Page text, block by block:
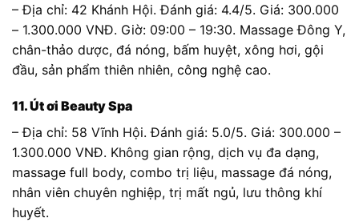
– Địa chỉ: 42 Khánh Hội. Đánh giá: 4.4/5. Giá: 300.000
– 1.300.000 VNĐ. Giờ: 09:00 – 19:30. Massage Đông Y,
chân-thảo dược, đá nóng, bấm huyệt, xông hơi, gội
đầu, sản phẩm thiên nhiên, công nghệ cao.
11. Út ơi Beauty Spa
– Địa chỉ: 58 Vĩnh Hội. Đánh giá: 5.0/5. Giá: 300.000 –
1.300.000 VNĐ. Không gian rộng, dịch vụ đa dạng,
massage full body, combo trị liệu, massage đá nóng,
nhân viên chuyên nghiệp, trị mất ngủ, lưu thông khí
huyết.